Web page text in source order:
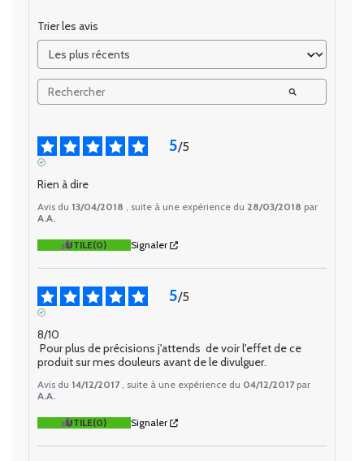
Trier les avis
5/5
Rien à dire
Avis du 13/04/2018 , suite à une expérience du 28/03/2018 par
A.A.
UTILE(0) Signaler
5/5
8/10
produit sur mes douleurs avant de le divulguer.
Avis du 14/12/2017 , suite à une expérience du 04/12/2017 par
A.A.
UTILE(0) Signaler